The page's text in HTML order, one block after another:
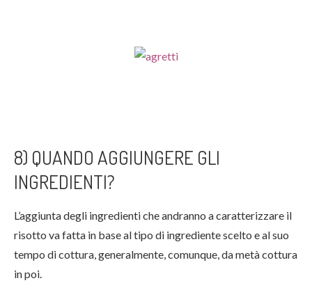
8) QUANDO AGGIUNGERE GLI
INGREDIENTI?
L’aggiunta degli ingredienti che andranno a caratterizzare il
risotto va fatta in base al tipo di ingrediente scelto e al suo
tempo di cottura, generalmente, comunque, da metà cottura
in poi.